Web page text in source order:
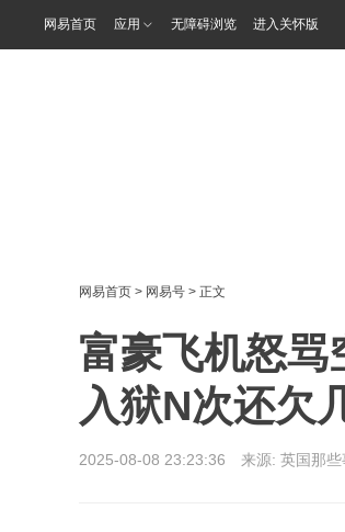
网易首页 应用 无障碍浏览 进入关怀版
网易首页 > 网易号 > 正文
富豪飞机怒骂
入狱N次还欠
2025-08-08 23:23:36 来源: 英国那些